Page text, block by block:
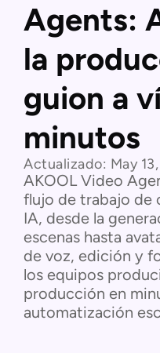
Agents:
la
guion a
minutos
Actualizado: May
AKOOL Video
flujo de trabajo de
IA, desde la
escenas hasta
de voz, edición y
los equipos
producción en
automatización